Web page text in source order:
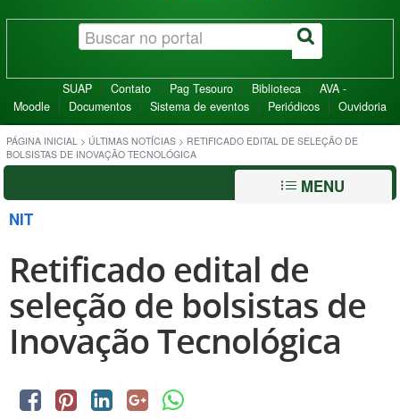
SUAP Contato Pag Tesouro Biblioteca
AVA -
Moodle
Documentos Sistema de eventos Periódicos Ouvidoria
PÁGINA INICIAL > ÚLTIMAS NOTÍCIAS > RETIFICADO EDITAL DE SELEÇÃO DE
BOLSISTAS DE INOVAÇÃO TECNOLÓGICA
MENU
NIT
Retificado edital de
seleção de bolsistas de
Inovação Tecnológica